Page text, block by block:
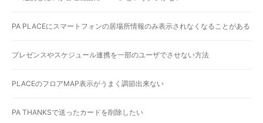
PA PLACEにスマートフォンの居場所情報のみ表示されなくなることがある
プレゼンスやスケジュール連携を一部のユーザでさせない方法
PLACEのフロアMAP表示がうまく調節出来ない
PA THANKSで送ったカードを削除したい